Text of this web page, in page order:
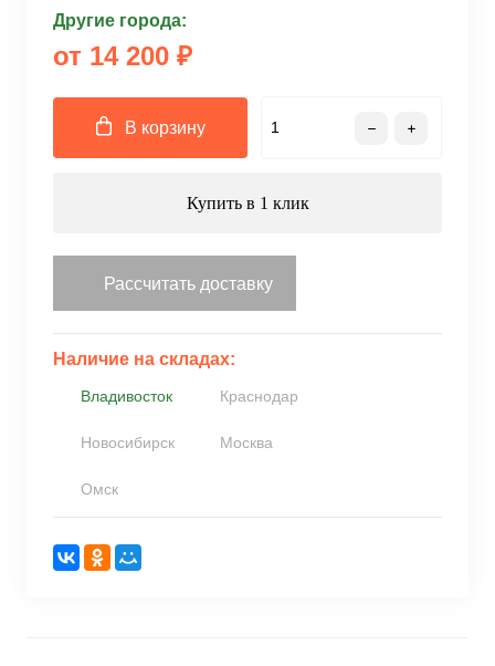
Другие города:
от 14 200 ₽
В корзину
Купить в 1 клик
Рассчитать доставку
Наличие на складах:
Владивосток Краснодар
Новосибирск Москва
Омск